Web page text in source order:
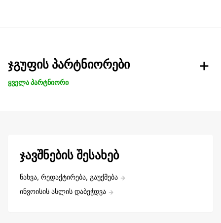
ჯგუფის პარტნიორები
ყველა პარტნიორი
ჯავშნების შესახებ
ნახვა, რედაქტირება, გაუქმება
ინვოისის ასლის დაბეჭდვა